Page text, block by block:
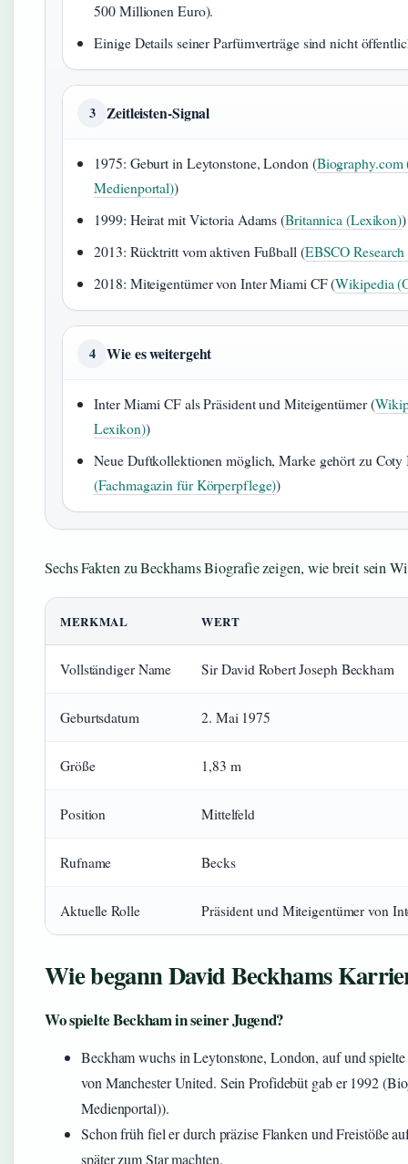
500 Millionen Euro).
Einige Details seiner Parfümverträge sind nicht
3 Zeitleisten-Signal
1975: Geburt in Leytonstone, London (Biography.com
Medienportal))
1999: Heirat mit Victoria Adams (Britannica (Lexikon))
2013: Rücktritt vom aktiven Fußball (EBSCO
2018: Miteigentümer von Inter Miami CF (Wikipedia
4 Wie es weitergeht
Inter Miami CF als Präsident und Miteigentümer (
Lexikon))
Neue Duftkollektionen möglich, Marke gehört zu Coty
(Fachmagazin für Körperpflege))
Sechs Fakten zu Beckhams Biografie zeigen, wie breit sein
MERKMAL WERT
Vollständiger Name Sir David Robert Joseph Beckham
Geburtsdatum 2. Mai 1975
Größe 1,83 m
Position Mittelfeld
Rufname Becks
Aktuelle Rolle Präsident und Miteigentümer von
Wie begann David Beckhams
Wo spielte Beckham in seiner Jugend?
Beckham wuchs in Leytonstone, London, auf und
von Manchester United. Sein Profidebüt gab er 1992
Medienportal)).
Schon früh fiel er durch präzise Flanken und Freistöße
später zum Star machten.